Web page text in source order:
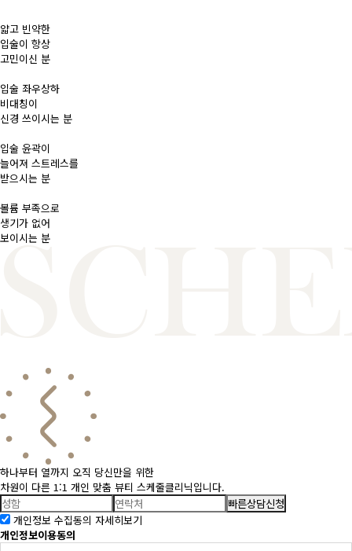
얇고 빈약한
입술이 항상
고민이신 분
입술 좌우상하
비대칭이
신경 쓰이시는 분
입술 윤곽이
늘어져 스트레스를
받으시는 분
볼륨 부족으로
생기가 없어
보이시는 분
하나부터 열까지 오직 당신만을 위한
차원이 다른 1:1 개인 맞춤 뷰티 스케줄클리닉입니다.
빠른상담신청
개인정보 수집동의 자세히보기
개인정보이용동의